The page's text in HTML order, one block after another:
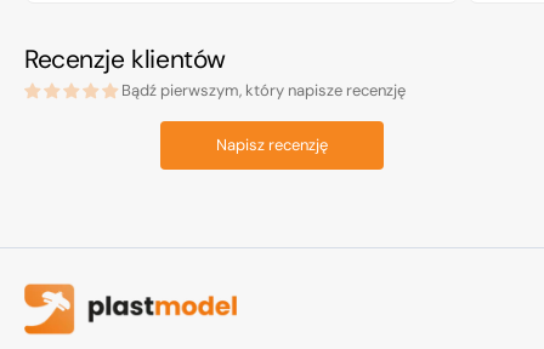
Recenzje klientów
Bądź pierwszym, który napisze recenzję
Napisz recenzję